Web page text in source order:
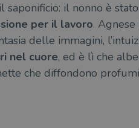
saponificio: il nonno è
per il lavoro. Agnese
delle immagini,
nel cuore, ed è lì che
che diffondono